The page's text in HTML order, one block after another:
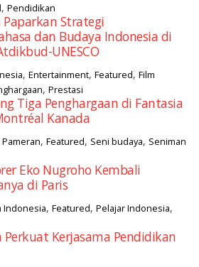
,Pendidikan
Paparkan Strategi
dan Budaya Indonesia di
UNESCO
,Entertainment,Featured,Film
,Prestasi
Tiga Penghargaan di Fantasia
Kanada
Pameran,Featured, Seni budaya, Seniman
Eko Nugroho Kembali
di Paris
Indonesia,Featured,Pelajar Indonesia,
Perkuat Kerjasama Pendidikan